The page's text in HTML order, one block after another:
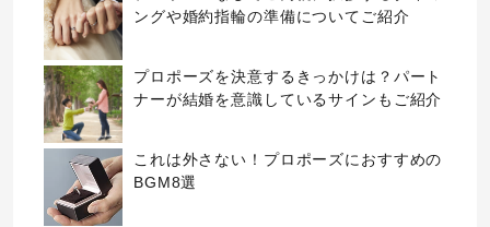
ングや婚約指輪の準備についてご紹介
プロポーズを決意するきっかけは？パート
ナーが結婚を意識しているサインもご紹介
これは外さない！プロポーズにおすすめの
BGM8選